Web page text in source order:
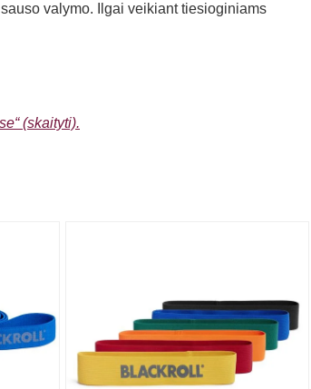
valymo. Ilgai veikiant tiesioginiams
(skaityti).